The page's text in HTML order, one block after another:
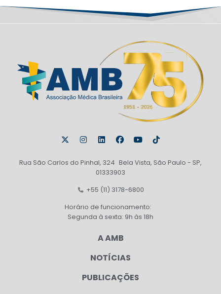
Rua São Carlos do Pinhal, 324 Bela Vista, São Paulo - SP,
01333903
+55 (11) 3178-6800
Horário de funcionamento:
Segunda à sexta: 9h às 18h
A AMB
NOTÍCIAS
PUBLICAÇÕES